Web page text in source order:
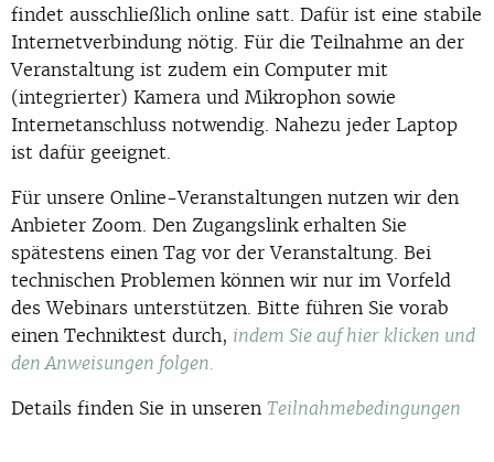
findet ausschließlich online satt. Dafür ist eine stabile
Internetverbindung nötig. Für die Teilnahme an der
Veranstaltung ist zudem ein Computer mit
(integrierter) Kamera und Mikrophon sowie
Internetanschluss notwendig. Nahezu jeder Laptop
ist dafür geeignet.
Für unsere Online-Veranstaltungen nutzen wir den
Anbieter Zoom. Den Zugangslink erhalten Sie
spätestens einen Tag vor der Veranstaltung. Bei
technischen Problemen können wir nur im Vorfeld
des Webinars unterstützen. Bitte führen Sie vorab
einen Techniktest durch, indem Sie auf hier klicken und
den Anweisungen folgen.
Details finden Sie in unseren Teilnahmebedingungen